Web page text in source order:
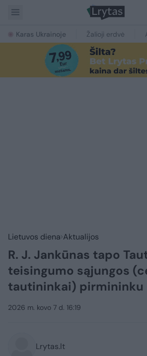
Karas Ukrainoje Žalioji erdvė
Lietuvos diena Aktualijos
R. J. Jankūnas tapo
teisingumo sąjungos
tautininkai) pirmininku
2026 m. kovo 7 d. 16:19
Lrytas.lt